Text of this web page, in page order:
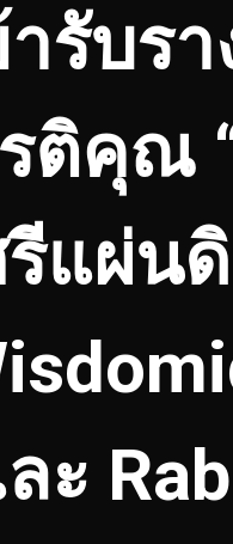
ารับร
รติคุณ
แผ่น
ะ